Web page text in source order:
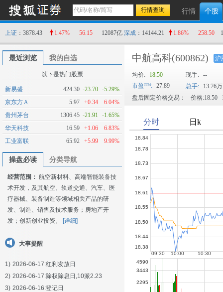
行情 个股
上证 ：3878.43 1.47% 56.15 12087亿 深成 ：14144.21 1.86% 258.50
最近浏览 我的自选
以下是热门股票
新易盛 424.30 -23.70 -5.29%
京东方Ａ
5.97 +0.34
6.04%
贵州茅台
1306.45 -21.91
-1.65%
华天科技
16.59 +1.06
6.83%
工业富联
65.92 +5.99 9.99%
操盘必读 分类导航
经营范围： 航空新材料、高端智能装备技
术开发，及其航空、轨道交通、汽车、医
疗器械、装备制造等领域相关产品的研
发、制造、销售及技术服务；房地产开
发；创新创业投资。
[详细]
大事提醒
1) 2026-06-17:红利发放日
2) 2026-06-17:除权除息日,10派2.23
3) 2026-06-16:登记日
中航高科(600862) 沪
均价: 18.50 现手: --
市盈
: 27.89 总手:
13.76万
盘后固定价格交易：
价格:18.50